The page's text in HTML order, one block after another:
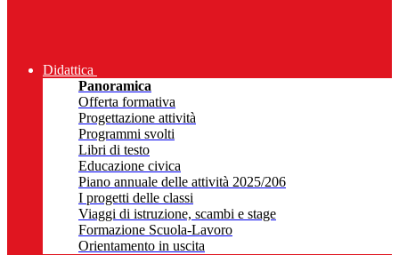
Didattica
Panoramica
Offerta formativa
Progettazione attività
Programmi svolti
Libri di testo
Educazione civica
Piano annuale delle attività 2025/206
I progetti delle classi
Viaggi di istruzione, scambi e stage
Formazione Scuola-Lavoro
Orientamento in uscita